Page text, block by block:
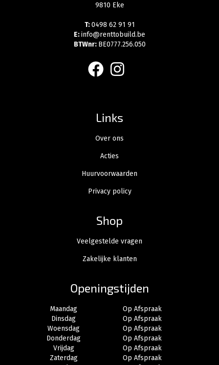
9810 Eke
T:0498 62 91 91
E:info@renttobuild.be
BTWnr: BE0777.256.050
Links
Over ons
Acties
Huurvoorwaarden
Privacy policy
Shop
Veelgestelde vragen
Zakelijke klanten
Openingstijden
Maandag
Dinsdag
Woensdag
Donderdag
Vrijdag
Zaterdag
Op Afspraak
Op Afspraak
Op Afspraak
Op Afspraak
Op Afspraak
Op Afspraak